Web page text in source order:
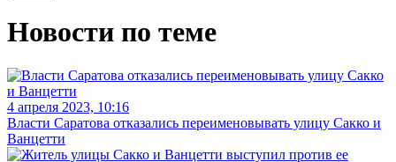
Новости по теме
4 апреля 2023, 10:16
Власти Саратова отказались переименовывать улицу Сакко и
Ванцетти